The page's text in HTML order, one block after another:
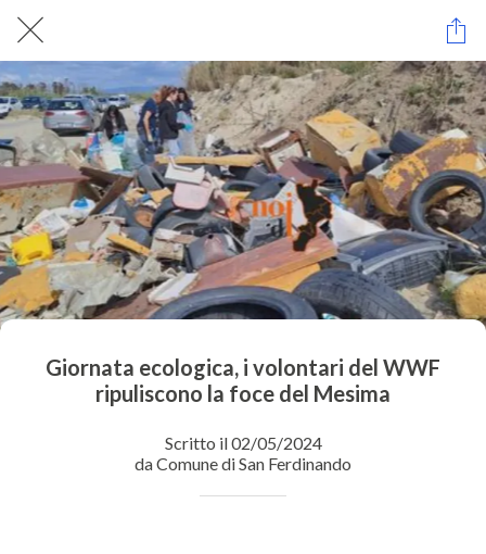
Giornata ecologica, i volontari del WWF
ripuliscono la foce del Mesima
Scritto il 02/05/2024
da Comune di San Ferdinando